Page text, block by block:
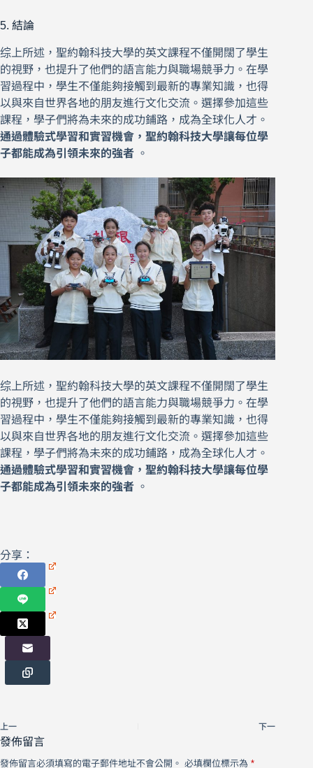
5. 結論
综上所述，聖約翰科技大學的英文課程不僅開闊了學生
的視野，也提升了他們的語言能力與職場競爭力。在學
習過程中，學生不僅能夠接觸到最新的專業知識，也得
以與來自世界各地的朋友進行文化交流。選擇參加這些
課程，學子們將為未來的成功鋪路，成為全球化人才。
通過體驗式學習和實習機會，聖約翰科技大學讓每位學
子都能成為引領未來的強者 。
综上所述，聖約翰科技大學的英文課程不僅開闊了學生
的視野，也提升了他們的語言能力與職場競爭力。在學
習過程中，學生不僅能夠接觸到最新的專業知識，也得
以與來自世界各地的朋友進行文化交流。選擇參加這些
課程，學子們將為未來的成功鋪路，成為全球化人才。
通過體驗式學習和實習機會，聖約翰科技大學讓每位學
子都能成為引領未來的強者 。
分享：
上一 下一
發佈留言
發佈留言必須填寫的電子郵件地址不會公開。 必填欄位標示為 *